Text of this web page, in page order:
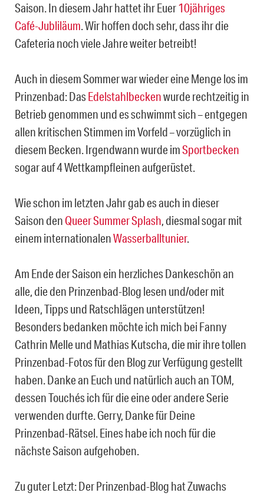
Saison. In diesem Jahr hattet ihr Euer10jähriges
Café-Jubliläum. Wir hoffen doch sehr, dass ihr die
Cafeteria noch viele Jahre weiter betreibt!
Auch in diesem Sommer war wieder eine Menge los im
Prinzenbad: DasEdelstahlbeckenwurde rechtzeitig in
Betrieb genommen und es schwimmt sich – entgegen
allen kritischen Stimmen im Vorfeld – vorzüglich in
diesem Becken. Irgendwann wurde imSportbecken
sogar auf 4 Wettkampfleinen aufgerüstet.
Wie schon im letzten Jahr gab es auch in dieser
Saison den Queer Summer Splash, diesmal sogar mit
einem internationalenWasserballtunier.
Am Ende der Saison ein herzliches Dankeschön an
alle, die den Prinzenbad-Blog lesen und/oder mit
Ideen, Tipps und Ratschlägen unterstützen!
Besonders bedanken möchte ich mich bei Fanny
Cathrin Melle und Mathias Kutscha, die mir ihre tollen
Prinzenbad-Fotos für den Blog zur Verfügung gestellt
haben. Danke an Euch und natürlich auch an TOM,
dessen Touchés ich für die eine oder andere Serie
verwenden durfte. Gerry, Danke für Deine
Prinzenbad-Rätsel. Eines habe ich noch für die
nächste Saison aufgehoben.
Zu guter Letzt: Der Prinzenbad-Blog hat Zuwachs